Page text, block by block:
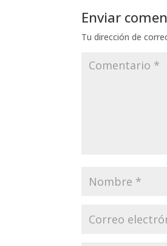
Enviar
Tu dirección de